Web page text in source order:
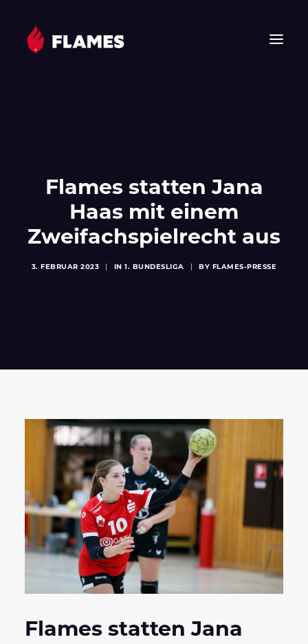
JUGEND
SPONSOREN & PARTNER
Flames statten Jana
Haas mit einem
Zweifachspielrecht aus
3. FEBRUAR 2023 IN1. BUNDESLIGA BY FLAMES-PRESSE
Flames statten Jana